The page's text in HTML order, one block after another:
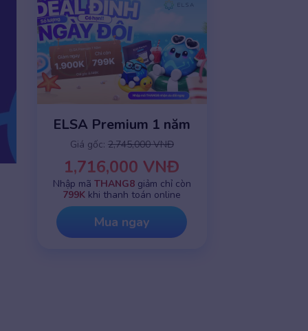
ELSA Premium 1 năm
Giá gốc: 2,745,000 VNĐ
1,716,000 VNĐ
Nhập mã THANG8giảm chỉ còn
799K khi thanh toán online
Mua ngay